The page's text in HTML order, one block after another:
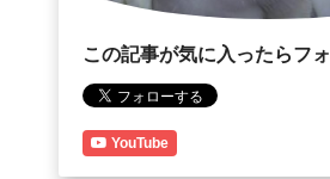
この記事が気に入ったらフ
YouTube